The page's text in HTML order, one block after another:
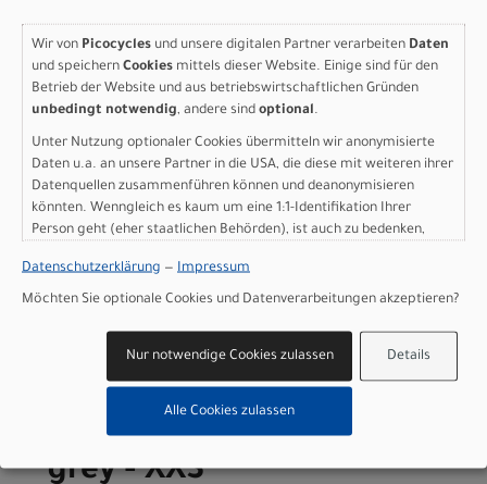
Scott Addict 10 - plum
grey - M
Modelljahr 2026
Nicht im Laden verfügbar - Jetzt anfragen!
Farbe: plum grey
Grossartikel)
Scott Addict 10 - plum
grey - XXS
Wir von Picocycles und unsere digitalen Partner verarbeiten Daten
und speichern Cookies mittels dieser Website. Einige sind für den
Betrieb der Website und aus betriebswirtschaftlichen Gründen
unbedingt notwendig, andere sind optional.
Unter Nutzung optionaler Cookies übermitteln wir anonymisierte
Daten u.a. an unsere Partner in die USA, die diese mit weiteren ihrer
Datenquellen zusammenführen können und deanonymisieren
könnten. Wenngleich es kaum um eine 1:1-Identifikation Ihrer
Person geht (eher staatlichen Behörden), ist auch zu bedenken,
sind wie bei uns in der Europäischen Union.
Datenschutzerklärung — Impressum
Möchten Sie optionale Cookies und Datenverarbeitungen akzeptieren?
Details
Nur notwendige Cookies zulassen
Alle Cookies zulassen